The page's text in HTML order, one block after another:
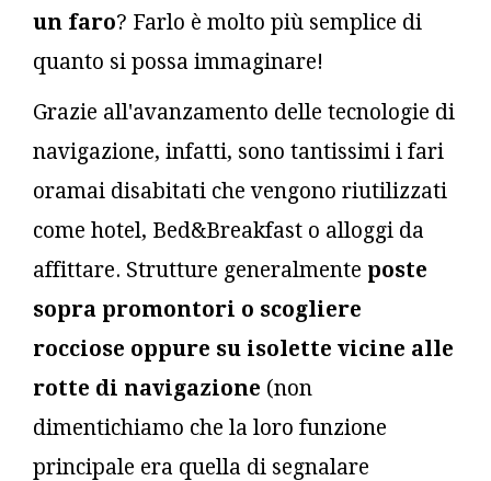
un faro? Farlo è molto più semplice di
quanto si possa immaginare!
Grazie all'avanzamento delle tecnologie di
navigazione, infatti, sono tantissimi i fari
oramai disabitati che vengono riutilizzati
come hotel, Bed&Breakfast o alloggi da
affittare. Strutture generalmente poste
sopra promontori o scogliere
rocciose oppure su isolette vicine alle
rotte di navigazione (non
dimentichiamo che la loro funzione
principale era quella di segnalare